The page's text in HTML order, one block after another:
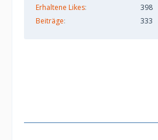
Erhaltene Likes
398
Beiträge
333